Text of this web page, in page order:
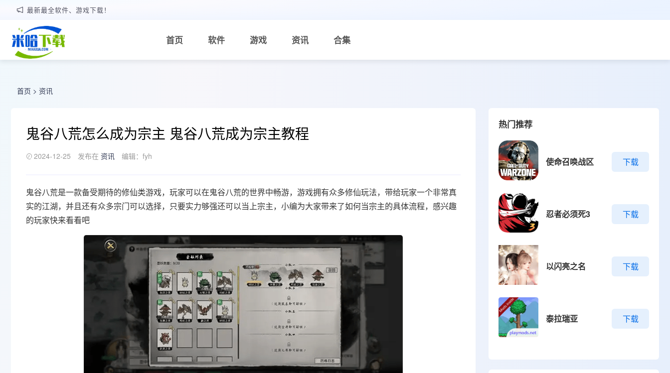
最新最全软件、游戏下载！
首页 软件 游戏 资讯 合集
首页 > 资讯
鬼谷八荒怎么成为宗主 鬼谷八荒成为宗主教程
2024-12-25 发布在 资讯 编辑：fyh
鬼谷八荒是一款备受期待的修仙类游戏，玩家可以在鬼谷八荒的世界中畅游，游戏拥有众多修仙玩法，带给玩家一个非常真
实的江湖，并且还有众多宗门可以选择，只要实力够强还可以当上宗主，小编为大家带来了如何当宗主的具体流程，感兴趣
的玩家快来看看吧
热门推荐
使命召唤战区 下载
忍者必须死3 下载
以闪亮之名 下载
泰拉瑞亚 下载